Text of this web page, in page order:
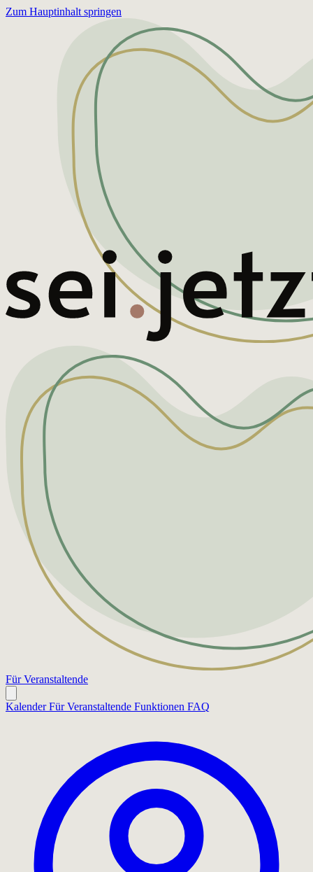
Zum Hauptinhalt springen
Für Veranstaltende
Kalender Für Veranstaltende Funktionen FAQ